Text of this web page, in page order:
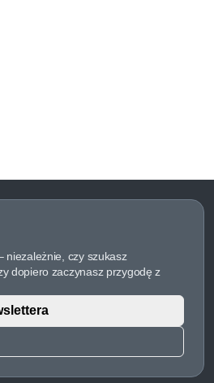
niezależnie, czy szukasz
dopiero zaczynasz przygodę z